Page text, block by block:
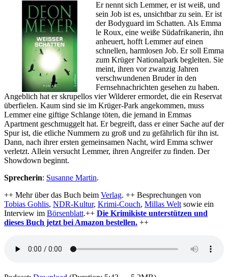
–
Ein
schöner
Ort
zu
sterben
Er nennt sich Lemmer, er ist weiß, und
sein Job ist es, unsichtbar zu sein. Er ist
der Bodyguard im Schatten. Als Emma
le Roux, eine weiße Südafrikanerin, ihn
anheuert, hofft Lemmer auf einen
schnellen, harmlosen Job. Er soll Emma
zum Krüger Nationalpark begleiten. Sie
meint, ihren vor zwanzig Jahren
verschwundenen Bruder in den
Fernsehnachrichten gesehen zu haben.
Angeblich hat er skrupellos vier Wilderer ermordet, die ein Reservat
überfielen. Kaum sind sie im Krüger-Park angekommen, muss
Lemmer eine giftige Schlange töten, die jemand in Emmas
Apartment geschmuggelt hat. Er begreift, dass er einer Sache auf der
Spur ist, die etliche Nummern zu groß und zu gefährlich für ihn ist.
Dann, nach ihrer ersten gemeinsamen Nacht, wird Emma schwer
verletzt. Allein versucht Lemmer, ihren Angreifer zu finden. Der
Showdown beginnt.
Sprecherin: Susanne Martin.
++ Mehr über das Buch beim Verlag. ++ Besprechungen von
Tobias Gohlis, NDR-Kultur, Krimi-Couch, Millas Welt sowie ein
Interview im Börsenblatt.++ Die Krimikiste unterstützen und
dieses Buch jetzt bei Amazon bestellen. ++